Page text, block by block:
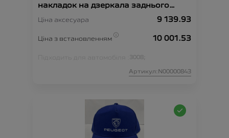
накладок на дзеркала заднього
Ціна аксесуара 9 139.93
Ціна з встановленням 10 001.53
Підходить для автомобіля : 3008;
Артикул:N00000843